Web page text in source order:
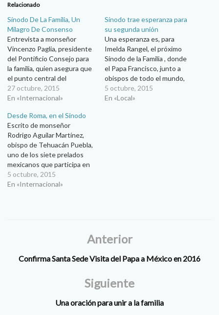
Relacionado
Sínodo De La Familia, Un
Milagro De Consenso
Entrevista a monseñor
Vincenzo Paglia, presidente
del Pontificio Consejo para
la familia, quien asegura que
el punto central del
documento conclusivo, es la
misericordia… Andrés
milagro”. Así calificó
Vincenzo Paglia al consenso
alcanzado al final de la
asamblea del Sínodo de los
Obispos, que concluyó este
domingo…
27 octubre, 2015
En «Internacional»
Sínodo trae esperanza para
su segunda unión
Una esperanza es, para
Imelda Rangel, el próximo
Sínodo de la Familia , donde
el Papa Francisco, junto a
obispos de todo el mundo,
reflexionarán sobre diversos
temas, entre ellos el de los
5 octubre, 2015
En «Local»
Desde Roma, en el Sínodo
Escrito de monseñor
Rodrigo Aguilar Martínez,
obispo de Tehuacán Puebla,
uno de los siete prelados
mexicanos que participa en
el Sínodo de la Familia que se
realiza desde este domingo
5 octubre, 2015
En «Internacional»
Anterior
Confirma Santa Sede Visita del Papa a México en 2016
Siguiente
Una oración para unir a la familia